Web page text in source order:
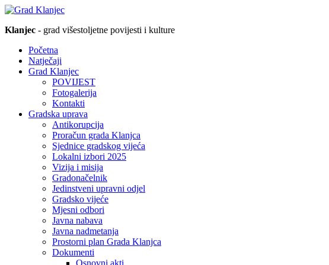
Klanjec - grad višestoljetne povijesti i kulture
Početna
Natječaji
Grad Klanjec
POVIJEST
Fotogalerija
Kontakti
Gradska uprava
Antikorupcija
Proračun grada Klanjca
Sjednice gradskog vijeća
Lokalni izbori 2025
Vizija i misija
Gradonačelnik
Jedinstveni upravni odjel
Gradsko vijeće
Mjesni odbori
Javna nabava
Javna nadmetanja
Prostorni plan Grada Klanjca
Dokumenti
Osnovni akti